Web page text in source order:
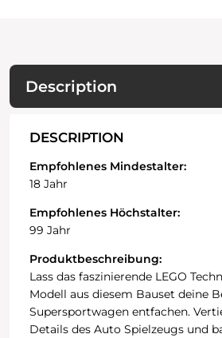
Description
DESCRIPTION
Empfohlenes Mindestalter:
18 Jahr
Empfohlenes Höchstalter:
99 Jahr
Produktbeschreibung:
Lass das faszinierende LEGO
Modell aus diesem Bauset deine
Supersportwagen entfachen.
Details des Auto Spielzeugs und